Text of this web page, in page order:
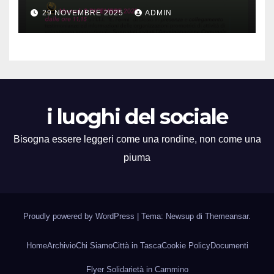
29 NOVEMBRE 2025 ADMIN
i luoghi del sociale
Bisogna essere leggeri come una rondine, non come una
piuma
Proudly powered by WordPress | Tema: Newsup di Themeansar.
HomeArchivioChi SiamoCittà in TascaCookie PolicyDocumenti
Flyer Solidarietà in Cammino